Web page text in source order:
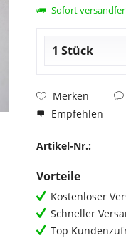
Sofort
Merken
Empfehlen
Artikel-Nr.:
Vorteile
Kostenloser
Schneller
Top